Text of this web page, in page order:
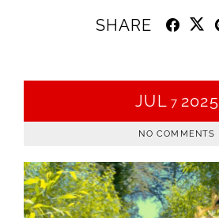
SHARE
JUL 7 2025
NO COMMENTS